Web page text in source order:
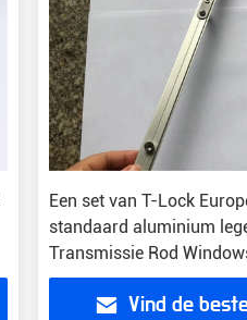
Een set van T-Lock
standaard aluminium
Transmissie Rod
Accessories
Vind de